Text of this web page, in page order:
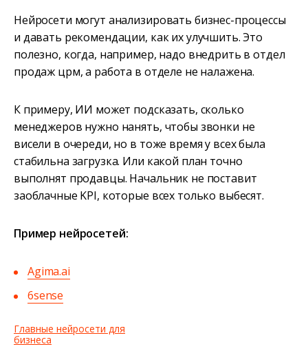
Нейросети могут анализировать бизнес-процессы
и давать рекомендации, как их улучшить. Это
полезно, когда, например, надо внедрить в отдел
продаж црм, а работа в отделе не налажена.
К примеру, ИИ может подсказать, сколько
менеджеров нужно нанять, чтобы звонки не
висели в очереди, но в тоже время у всех была
стабильна загрузка. Или какой план точно
выполнят продавцы. Начальник не поставит
заоблачные KPI, которые всех только выбесят.
Пример нейросетей:
Agima.ai
6sense
Главные нейросети для
бизнеса